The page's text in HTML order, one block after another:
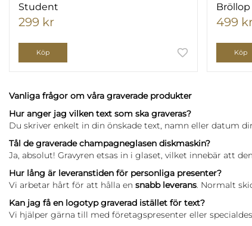
Student
299 kr
Köp
Bröllop
499
Köp
Vanliga frågor om våra graverade produkter
Hur anger jag vilken text som ska graveras?
Du skriver enkelt in din önskade text, namn eller datum
Tål de graverade champagneglasen diskmaskin?
Ja, absolut! Gravyren etsas in i glaset, vilket innebär att
Hur lång är leveranstiden för personliga presenter?
Vi arbetar hårt för att hålla en snabb leverans . Normalt
Kan jag få en logotyp graverad istället för text?
Vi hjälper gärna till med företagspresenter eller